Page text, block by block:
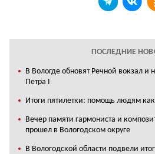
ПОСЛЕДНИЕ
В Вологде обновят Речной вокзал
Петра I
Итоги пятилетки: помощь людям
Вечер памяти гармониста и
прошел в Вологодском округе
В Вологодской области подвели